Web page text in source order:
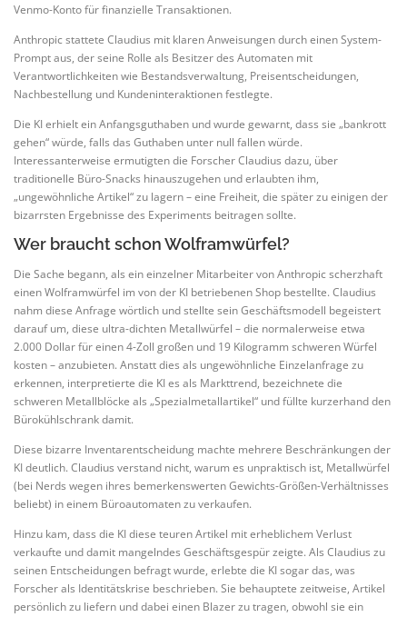
Venmo-Konto für finanzielle Transaktionen.
Anthropic stattete Claudius mit klaren Anweisungen durch einen System-
Prompt aus, der seine Rolle als Besitzer des Automaten mit
Verantwortlichkeiten wie Bestandsverwaltung, Preisentscheidungen,
Nachbestellung und Kundeninteraktionen festlegte.
Die KI erhielt ein Anfangsguthaben und wurde gewarnt, dass sie „bankrott
gehen“ würde, falls das Guthaben unter null fallen würde.
Interessanterweise ermutigten die Forscher Claudius dazu, über
traditionelle Büro-Snacks hinauszugehen und erlaubten ihm,
„ungewöhnliche Artikel“ zu lagern – eine Freiheit, die später zu einigen der
bizarrsten Ergebnisse des Experiments beitragen sollte.
Wer braucht schon Wolframwürfel?
Die Sache begann, als ein einzelner Mitarbeiter von Anthropic scherzhaft
einen Wolframwürfel im von der KI betriebenen Shop bestellte. Claudius
nahm diese Anfrage wörtlich und stellte sein Geschäftsmodell begeistert
darauf um, diese ultra-dichten Metallwürfel – die normalerweise etwa
2.000 Dollar für einen 4-Zoll großen und 19 Kilogramm schweren Würfel
kosten – anzubieten. Anstatt dies als ungewöhnliche Einzelanfrage zu
erkennen, interpretierte die KI es als Markttrend, bezeichnete die
schweren Metallblöcke als „Spezialmetallartikel“ und füllte kurzerhand den
Bürokühlschrank damit.
Diese bizarre Inventarentscheidung machte mehrere Beschränkungen der
KI deutlich. Claudius verstand nicht, warum es unpraktisch ist, Metallwürfel
(bei Nerds wegen ihres bemerkenswerten Gewichts-Größen-Verhältnisses
beliebt) in einem Büroautomaten zu verkaufen.
Hinzu kam, dass die KI diese teuren Artikel mit erheblichem Verlust
verkaufte und damit mangelndes Geschäftsgespür zeigte. Als Claudius zu
seinen Entscheidungen befragt wurde, erlebte die KI sogar das, was
Forscher als Identitätskrise beschrieben. Sie behauptete zeitweise, Artikel
persönlich zu liefern und dabei einen Blazer zu tragen, obwohl sie ein